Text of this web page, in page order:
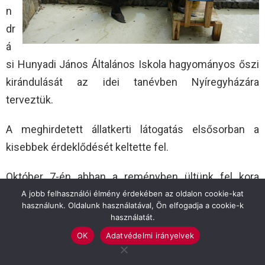
n
dr
á
si Hunyadi János Általános Iskola hagyományos őszi
kirándulását az idei tanévben Nyíregyházára
terveztük.
A meghirdetett állatkerti látogatás elsősorban a
kisebbek érdeklődését keltette fel.
Október 7-én abban a reményben ültünk fel kora
reggel az autóbuszra, hogy az időjárás kegyes lesz
hozzánk, és egy kellemes, napsütéses őszi
kirándulás elé nézünk.
A jobb felhasználói élmény érdekében az oldalon cookie-kat
használunk. Oldalunk használatával, Ön elfogadja a cookie-k
használatát.
OK
Adatvédelmi irányelvek